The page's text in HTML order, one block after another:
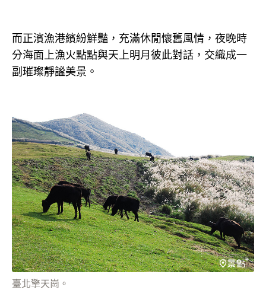
而正濱漁港繽紛鮮豔，充滿休閒懷舊風情，夜晚時
分海面上漁火點點與天上明月彼此對話，交織成一
副璀璨靜謐美景。
臺北擎天崗。